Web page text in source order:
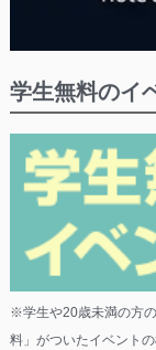
学生無料のイ
※学生や20歳未満の方
料」がついたイベント